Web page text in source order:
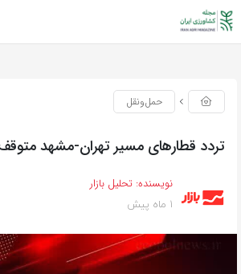
حمل‌و‌نقل
تردد قطارهای مسیر تهران-مشهد
نویسنده: تحلیل بازار
1 ماه پیش